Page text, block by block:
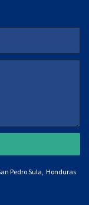
Pedro Sula, Honduras